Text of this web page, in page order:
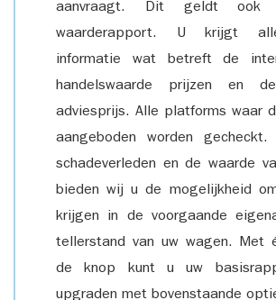
aanvraagt. Dit geldt ook
waarderapport. U krijgt
informatie wat betreft de
handelswaarde prijzen en
adviesprijs. Alle platforms waar
aangeboden worden
schadeverleden en de waarde
bieden wij u de mogelijkheid
krijgen in de voorgaande
tellerstand van uw wagen. Met
de knop kunt u uw
upgraden met bovenstaande